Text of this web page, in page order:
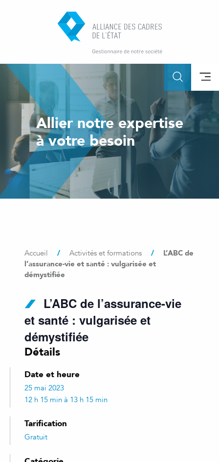
Allier notre expertise
à votre besoin
Accueil / Activités et formations /
L’ABC de
l’assurance-vie et santé : vulgarisée et
démystifiée
L’ABC de l’assurance-vie
et santé : vulgarisée et
démystifiée
Détails
Date et heure
25 mai 2023
12 h 15 min à 13 h 15 min
Tarification
Gratuit